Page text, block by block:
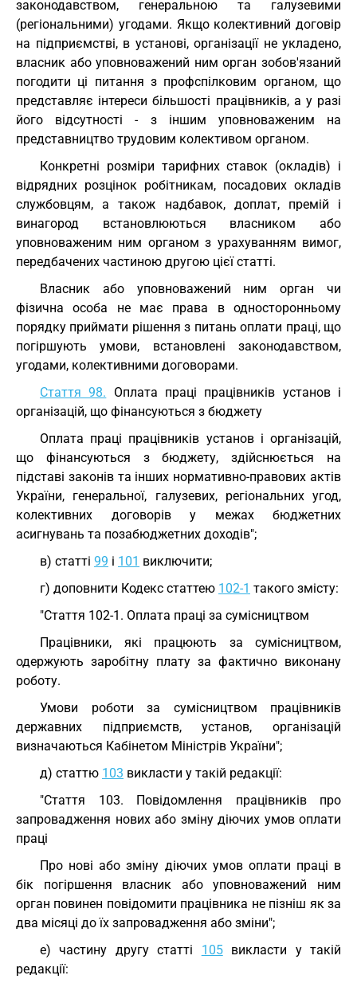
законодавством, генеральною та галузевими
(регіональними) угодами. Якщо колективний договір
на підприємстві, в установі, організації не укладено,
власник або уповноважений ним орган зобов'язаний
погодити ці питання з профспілковим органом, що
представляє інтереси більшості працівників, а у разі
його відсутності - з іншим уповноваженим на
представництво трудовим колективом органом.
Конкретні розміри тарифних ставок (окладів) і
відрядних розцінок робітникам, посадових окладів
службовцям, а також надбавок, доплат, премій і
винагород встановлюються власником або
уповноваженим ним органом з урахуванням вимог,
передбачених частиною другою цієї статті.
Власник або уповноважений ним орган чи
фізична особа не має права в односторонньому
порядку приймати рішення з питань оплати праці, що
погіршують умови, встановлені законодавством,
угодами, колективними договорами.
Стаття 98. Оплата праці працівників установ і
організацій, що фінансуються з бюджету
Оплата праці працівників установ і організацій,
що фінансуються з бюджету, здійснюється на
підставі законів та інших нормативно-правових актів
України, генеральної, галузевих, регіональних угод,
колективних договорів у межах бюджетних
асигнувань та позабюджетних доходів";
в) статті 99 і 101 виключити;
г) доповнити Кодекс статтею 102-1 такого змісту:
"Стаття 102-1. Оплата праці за сумісництвом
Працівники, які працюють за сумісництвом,
одержують заробітну плату за фактично виконану
роботу.
Умови роботи за сумісництвом працівників
державних підприємств, установ, організацій
визначаються Кабінетом Міністрів України";
д) статтю 103 викласти у такій редакції:
"Стаття 103. Повідомлення працівників про
запровадження нових або зміну діючих умов оплати
праці
Про нові або зміну діючих умов оплати праці в
бік погіршення власник або уповноважений ним
орган повинен повідомити працівника не пізніш як за
два місяці до їх запровадження або зміни";
е) частину другу статті 105викласти у такій
редакції: